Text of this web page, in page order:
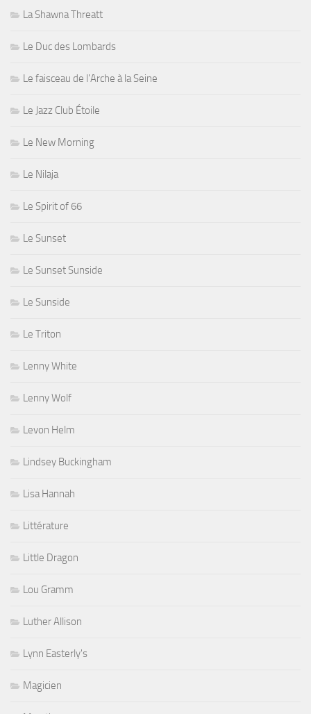
La Shawna Threatt
Le Duc des Lombards
Le faisceau de l'Arche à la Seine
Le Jazz Club Étoile
Le New Morning
Le Nilaja
Le Spirit of 66
Le Sunset
Le Sunset Sunside
Le Sunside
Le Triton
Lenny White
Lenny Wolf
Levon Helm
Lindsey Buckingham
Lisa Hannah
Littérature
Little Dragon
Lou Gramm
Luther Allison
Lynn Easterly's
Magicien